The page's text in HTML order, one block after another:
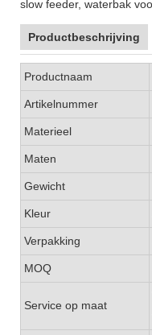
Productbeschrijving
Productnaam
Artikelnummer
Materieel
Maten
Gewicht
Kleur
Verpakking
MOQ
Service op maat